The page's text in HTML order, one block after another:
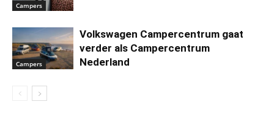
Campers
Campers
Volkswagen Campercentrum gaat
verder als Campercentrum
Nederland